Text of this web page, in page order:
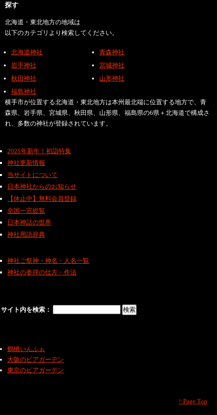
探す
北海道・東北地方の地域は
以下のカテゴリより検索してください。
北海道神社
青森神社
岩手神社
宮城神社
秋田神社
山形神社
福島神社
横手市が位置する北海道・東北地方は本州最北端に位置する地方で、青
森県、岩手県、宮城県、秋田県、山形県、福島県の6県＋北海道で構成さ
れ、多数の神社が登録されています。
2025年新年！初詣特集
神社更新情報
当サイトについて
日本神社からのお知らせ
【休止中】無料会員登録
全国一宮総覧
日本神話の世界
神社用語辞典
神社ご祭神・神名・人名一覧
神社の参拝の仕方・作法
サイト内を検索：
鶴橋いんふぉ
大阪のビアガーデン
東京のビアガーデン
^ Page Top